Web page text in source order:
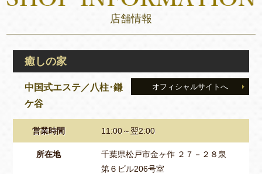
店舗情報
癒しの家
オフィシャルサイトへ
中国式エステ／八柱･鎌
ケ谷
営業時間 11:00～翌2:00
所在地
千葉県松戸市金ヶ作 ２７－２８泉
第６ビル206号室